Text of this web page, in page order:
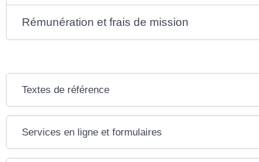
Rémunération et frais de mission
Textes de référence
Services en ligne et formulaires